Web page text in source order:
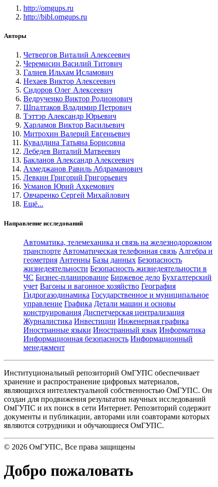
http://omgups.ru
http://bibl.omgups.ru
Авторы
Четвергов Виталий Алексеевич
Черемисин Василий Титович
Галиев Ильхам Исламович
Нехаев Виктор Алексеевич
Сидоров Олег Алексеевич
Ведрученко Виктор Родионович
Шпалтаков Владимир Петрович
Тэттэр Александр Юрьевич
Харламов Виктор Васильевич
Митрохин Валерий Евгеньевич
Кувалдина Татьяна Борисовна
Лебедев Виталий Матвеевич
Бакланов Александр Алексеевич
Ахмеджанов Равиль Абдраманович
Левкин Григорий Григорьевич
Усманов Юрий Ахкемович
Овчаренко Сергей Михайлович
Ещё...
Направление исследований
Автоматика, телемеханика и связь на железнодорожном
транспорте Автоматическая телефонная связь Алгебра и
геометрия Антенны Базы данных Безопасность
жизнедеятельности Безопасность жизнедеятельности в
ЧС Бизнес-планирование Биржевое дело Бухгалтерский
учет Вагоны и вагонное хозяйство География
Гидрогазодинамика Государственное и муниципальное
управление Графика Детали машин и основы
конструирования Диспетчерская централизация
Журналистика Инвестиции Инженерная графика
Иностранные языки Иностранный язык Информатика
Информационная безопасность Информационный
менеджмент
Институциональный репозиторий ОмГУПС обеспечивает
хранение и распространение цифровых материалов,
являющихся интеллектуальной собственностью ОмГУПС. Он
создан для продвижения результатов научных исследований
ОмГУПС и их поиск в сети Интернет. Репозиторий содержит
документы и публикации, авторами или соавторами которых
являются сотрудники и обучающиеся ОмГУПС.
© 2026 ОмГУПС, Все права защищены
Добро пожаловать